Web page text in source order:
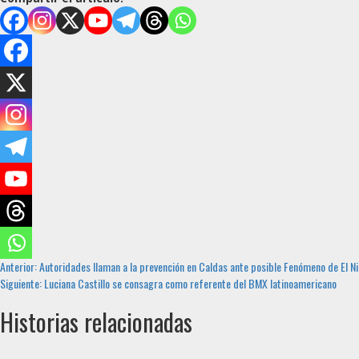
Sigue
leyendo
Anterior:Autoridades llaman a la prevención en Caldas ante posible Fenómeno de El
Siguiente:Luciana Castillo se consagra como referente del BMX latinoamericano
Historias relacionadas